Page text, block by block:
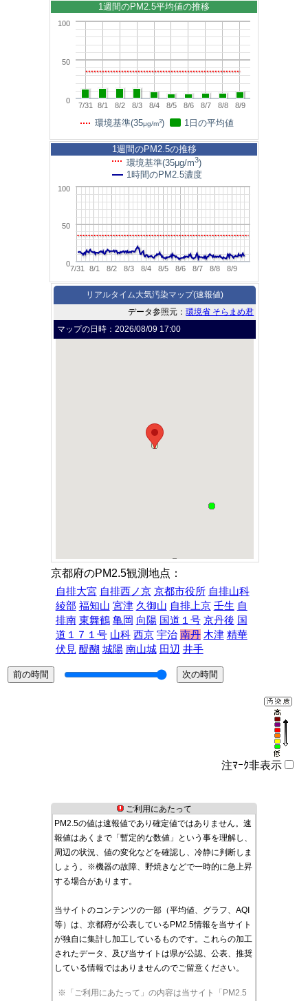
7/31 8/1 8/2 8/3 8/4 8/5 8/6 8/7 8/8 8/9
0
50
100
1週間のPM2.5平均値の推移
環境基準(35μg/m3) 1日の平均値
7/31 8/1 8/2 8/3 8/4 8/5 8/6 8/7 8/8 8/9
0
50
100
1週間のPM2.5の推移
環境基準(35μg/m3)
1時間のPM2.5濃度
リアルタイム大気汚染マップ(速報値)
データ参照元：環境省 そらまめ君
マップの日時：2026/08/09 17:00
京都府のPM2.5観測地点：
自排大宮 自排西ノ京 京都市役所 自排山科
綾部 福知山 宮津 久御山 自排上京 壬生 自
排南 東舞鶴 亀岡 向陽 国道１号 京丹後 国
道１７１号 山科 西京 宇治 南丹 木津 精華
伏見 醍醐 城陽 南山城 田辺 井手
注ﾏｰｸ非表示
ご利用にあたって
PM2.5の値は速報値であり確定値ではありません。速
報値はあくまで「暫定的な数値」という事を理解し、
周辺の状況、値の変化などを確認し、冷静に判断しま
しょう。※機器の故障、野焼きなどで一時的に急上昇
する場合があります。
当サイトのコンテンツの一部（平均値、グラフ、AQI
等）は、京都府が公表しているPM2.5情報を当サイト
が独自に集計し加工しているものです。これらの加工
されたデータ、及び当サイトは県が公認、公表、推奨
している情報ではありませんのでご留意ください。
※「ご利用にあたって」の内容は当サイト「PM2.5